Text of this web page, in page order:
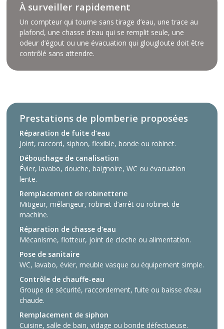
À surveiller rapidement
Un compteur qui tourne sans tirage d’eau, une trace au
plafond, une chasse d’eau qui se remplit seule, une
odeur d’égout ou une évacuation qui glougloute doit être
contrôlé sans attendre.
Prestations de plomberie proposées
Réparation de fuite d’eau
Joint, raccord, siphon, flexible, bonde ou robinet.
Débouchage de canalisation
Évier, lavabo, douche, baignoire, WC ou évacuation
lente.
Remplacement de robinetterie
Mitigeur, mélangeur, robinet d’arrêt ou robinet de
machine.
Réparation de chasse d’eau
Mécanisme, flotteur, joint de cloche ou alimentation.
Pose de sanitaire
WC, lavabo, évier, meuble vasque ou équipement simple.
Contrôle de chauffe-eau
Groupe de sécurité, raccordement, fuite ou baisse d’eau
chaude.
Remplacement de siphon
Cuisine, salle de bain, vidage ou bonde défectueuse.